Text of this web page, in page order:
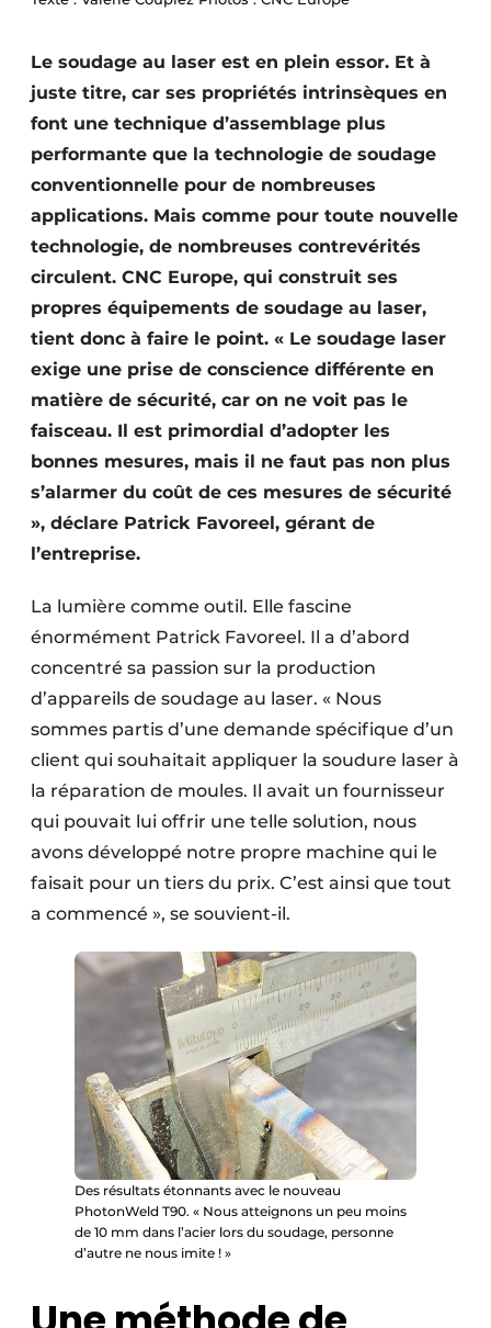
Video’s
Le soudage au laser est en plein essor. Et à
juste titre, car ses propriétés intrinsèques en
font une technique d’assemblage plus
performante que la technologie de soudage
conventionnelle pour de nombreuses
applications. Mais comme pour toute nouvelle
technologie, de nombreuses contrevérités
circulent. CNC Europe, qui construit ses
propres équipements de soudage au laser,
tient donc à faire le point. « Le soudage laser
exige une prise de conscience différente en
matière de sécurité, car on ne voit pas le
faisceau. Il est primordial d’adopter les
bonnes mesures, mais il ne faut pas non plus
s’alarmer du coût de ces mesures de sécurité
», déclare Patrick Favoreel, gérant de
l’entreprise.
La lumière comme outil. Elle fascine
énormément Patrick Favoreel. Il a d’abord
concentré sa passion sur la production
d’appareils de soudage au laser. « Nous
sommes partis d’une demande spécifique d’un
client qui souhaitait appliquer la soudure laser à
la réparation de moules. Il avait un fournisseur
qui pouvait lui offrir une telle solution, nous
avons développé notre propre machine qui le
faisait pour un tiers du prix. C’est ainsi que tout
a commencé », se souvient-il.
Des résultats étonnants avec le nouveau
PhotonWeld T90. « Nous atteignons un peu moins
de 10 mm dans l’acier lors du soudage, personne
d’autre ne nous imite ! »